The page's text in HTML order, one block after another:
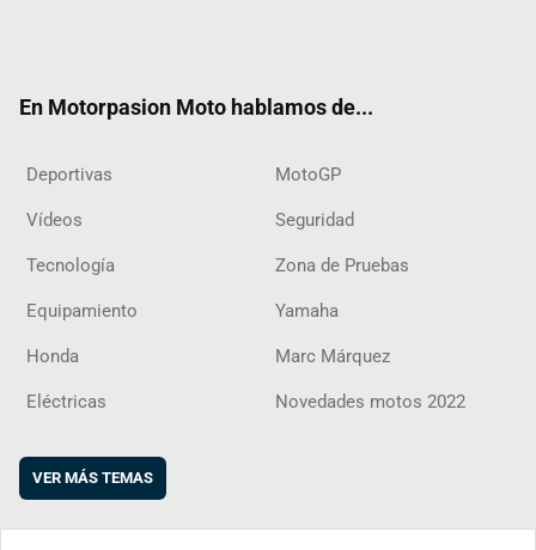
En Motorpasion Moto hablamos de...
Deportivas MotoGP
Vídeos Seguridad
Tecnología Zona de Pruebas
Equipamiento Yamaha
Honda Marc Márquez
Eléctricas Novedades motos 2022
VER MÁS TEMAS